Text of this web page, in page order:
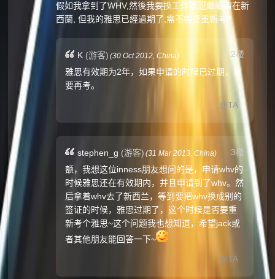
假如我拿到了WHV,然後我要換工作簽證繼續留在新
西蘭, 但我的雅思已經過期了,需不需要重新考?
2楼
K (游客) (30 Oct 2012,China)
雅思有效期为2年，如果申请的时候已过期，需
要再考。
@TA
3楼
stephen_g (游客) (31 Mar 2013,China)
额，我想这位inness朋友想问的是，申请whv的
时候雅思还在有效期内，并且申请到了whv。然
后拿着whv去了新西兰，等到要把whv换成别的
签证的时候，雅思过期了，这个时候是否要重
新考个雅思~这个问题我也想知道，希望jack或
者其他朋友能回答一下~
@TA